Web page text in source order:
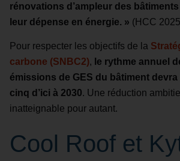
rénovations d’ampleur des
leur dépense en énergie. » (HCC
Pour respecter les objectifs de la
carbone (SNBC2), le rythme annuel
émissions de GES du bâtiment
cinq d’ici à 2030. Une réduction
inatteignable pour autant.
Cool Roof et